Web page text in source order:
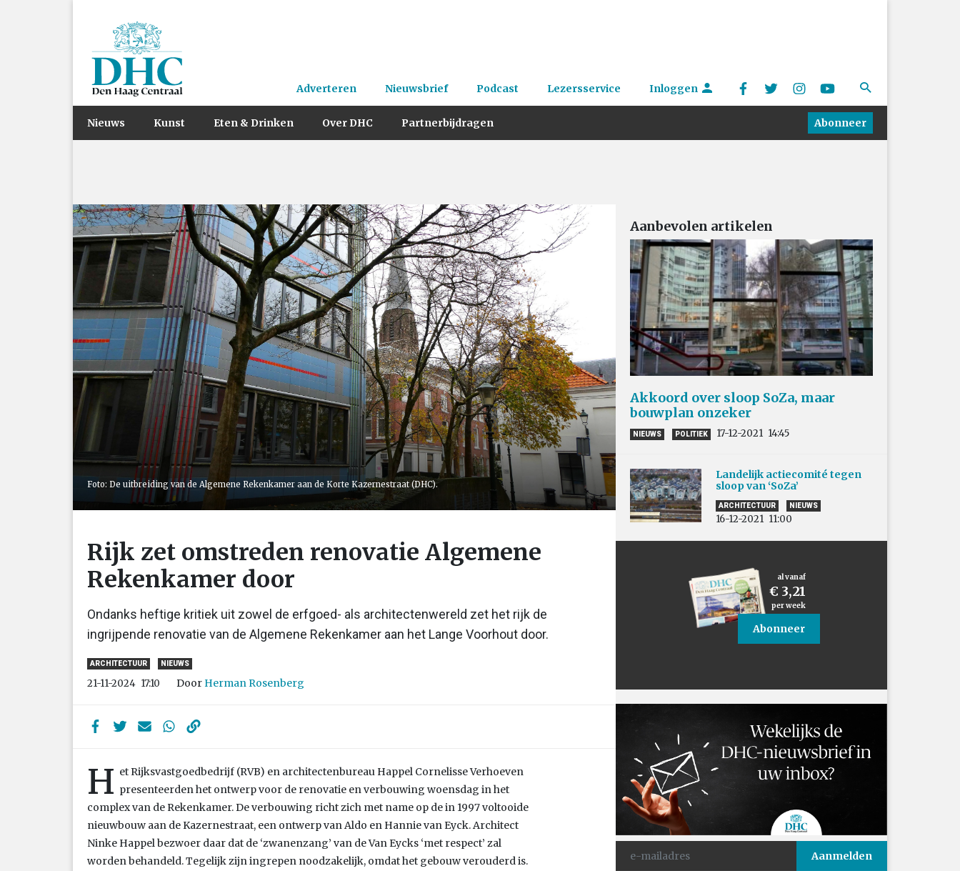
Adverteren Nieuwsbrief Podcast Lezersservice Inloggen
Nieuws Kunst Eten & Drinken Over DHC Partnerbijdragen Abonneer
Foto: De uitbreiding van de Algemene Rekenkamer aan de Korte Kazernestraat (DHC).
Rijk zet omstreden renovatie Algemene
Rekenkamer door
Ondanks heftige kritiek uit zowel de erfgoed- als architectenwereld zet het rijk de
ingrijpende renovatie van de Algemene Rekenkamer aan het Lange Voorhout door.
ARCHITECTUUR NIEUWS
21-11-2024 17:10 Door Herman Rosenberg
H et Rijksvastgoedbedrijf (RVB) en architectenbureau Happel Cornelisse Verhoeven
presenteerden het ontwerp voor de renovatie en verbouwing woensdag in het
complex van de Rekenkamer. De verbouwing richt zich met name op de in 1997 voltooide
nieuwbouw aan de Kazernestraat, een ontwerp van Aldo en Hannie van Eyck. Architect
Ninke Happel bezwoer daar dat de ‘zwanenzang’ van de Van Eycks ‘met respect’ zal
worden behandeld. Tegelijk zijn ingrepen noodzakelijk, omdat het gebouw verouderd is.
Aanbevolen artikelen
Akkoord over sloop SoZa, maar
bouwplan onzeker
NIEUWS POLITIEK 17-12-2021 14:45
Landelijk actiecomité tegen
sloop van ‘SoZa’
ARCHITECTUUR NIEUWS
16-12-2021 11:00
al vanaf
€ 3,21
per week
Abonneer